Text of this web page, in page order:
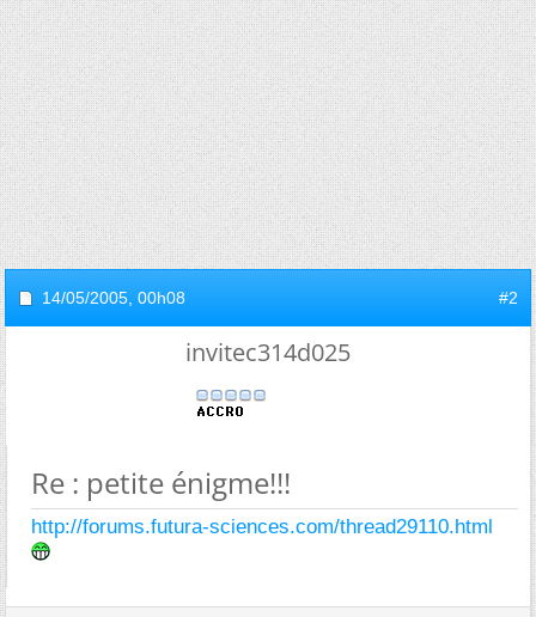
14/05/2005, 00h08 #2
invitec314d025
Re : petite énigme!!!
http://forums.futura-sciences.com/thread29110.html